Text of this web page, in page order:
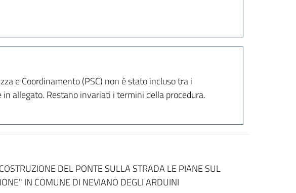
e Coordinamento (PSC) non è stato incluso tra i
allegato. Restano invariati i termini della procedura.
DEL PONTE SULLA STRADA LE PIANE SUL
IN COMUNE DI NEVIANO DEGLI ARDUINI